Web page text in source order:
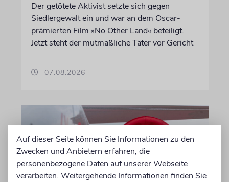
Der getötete Aktivist setzte sich gegen
Siedlergewalt ein und war an dem Oscar-
prämierten Film »No Other Land« beteiligt.
Jetzt steht der mutmaßliche Täter vor Gericht
07.08.2026
Auf dieser Seite können Sie Informationen zu den
Zwecken und Anbietern erfahren, die
personenbezogene Daten auf unserer Webseite
verarbeiten. Weitergehende Informationen finden Sie